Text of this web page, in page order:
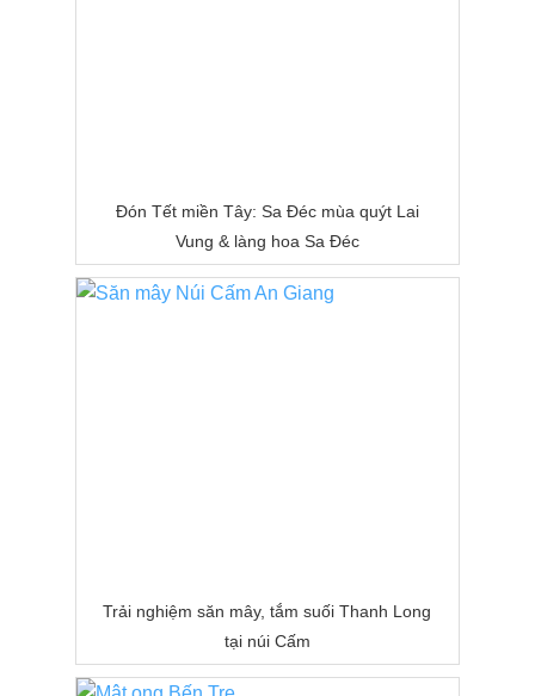
Đón Tết miền Tây: Sa Đéc mùa quýt Lai
Vung & làng hoa Sa Đéc
Trải nghiệm săn mây, tắm suối Thanh Long
tại núi Cấm